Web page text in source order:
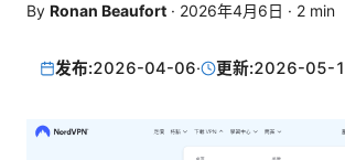
By Ronan Beaufort · 2026年4月6日 · 2 min
发布:2026-04-06· 更新:2026-05-